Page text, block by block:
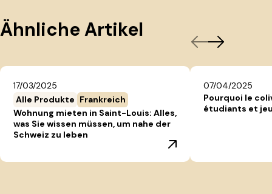
Ähnliche Artikel
17/03/2025
Alle Produkte Frankreich
Wohnung mieten in Saint-Louis: Alles,
was Sie wissen müssen, um nahe der
Schweiz zu leben
07/04/2025
Pourquoi le
étudiants et